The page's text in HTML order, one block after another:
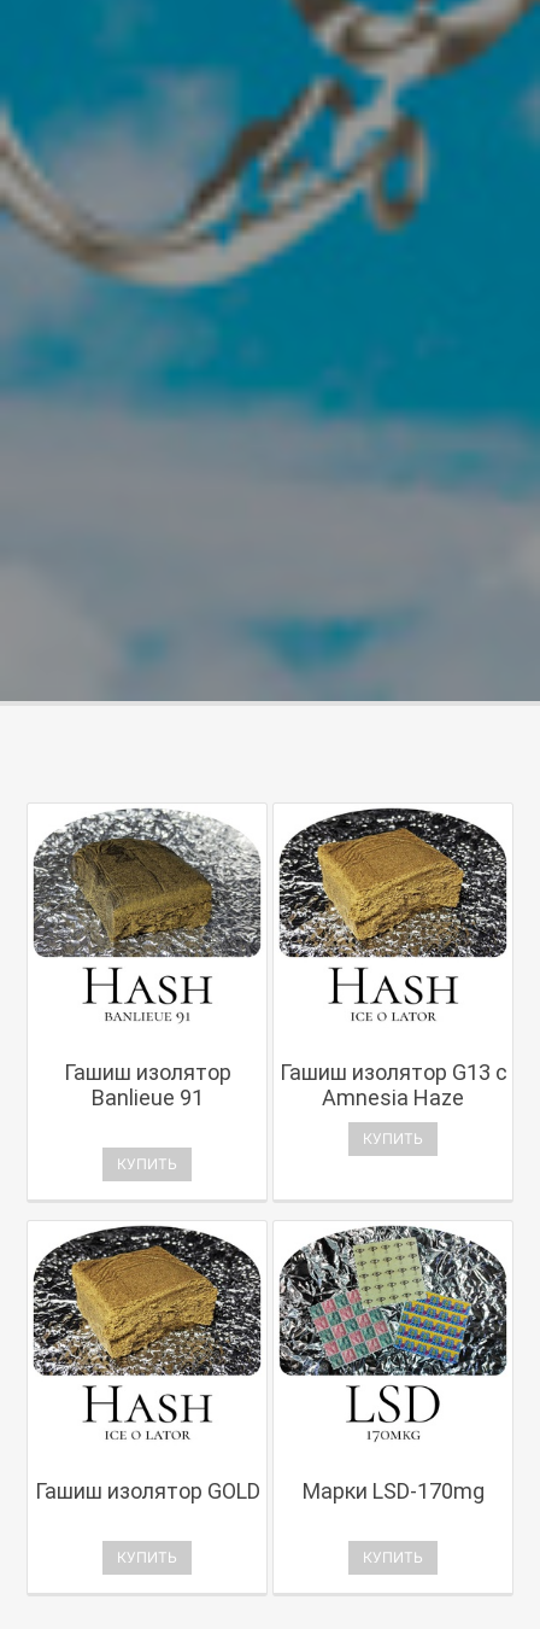
Гашиш изолятор
Banlieue 91
КУПИТЬ
Гашиш изолятор G13 с
Amnesia Haze
КУПИТЬ
Гашиш изолятор GOLD
КУПИТЬ
Марки LSD-170mg
КУПИТЬ